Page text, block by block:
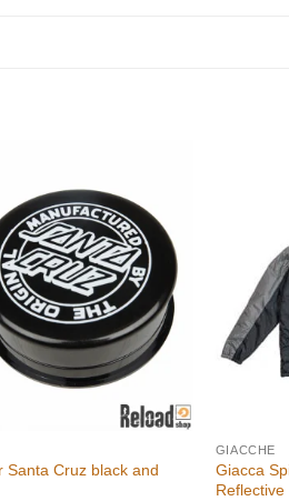
Aggiungi
alla lista
dei
desideri
Santa Cruz black and
GIACCHE
Giacca